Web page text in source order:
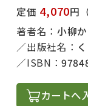
定価 4,070円
著者名： 小柳
出版社名：
ISBN：
カートへ